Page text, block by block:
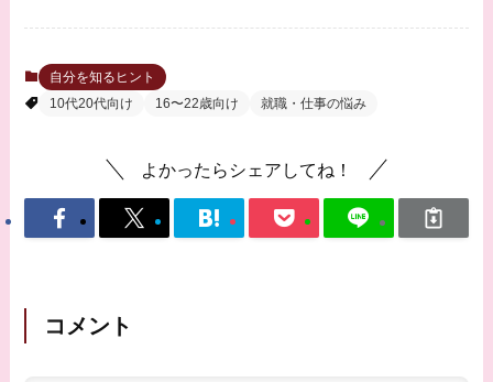
自分を知るヒント
10代20代向け
16〜22歳向け 就職・仕事の悩み
よかったらシェアしてね！
コメント